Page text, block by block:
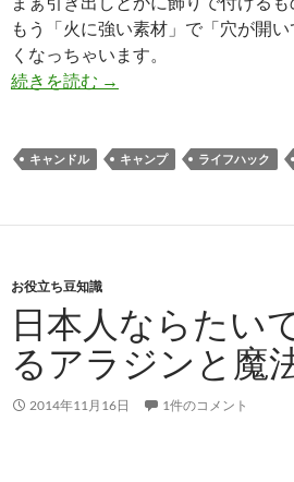
もう「火に強い素材」で「穴が開
くなっちゃいます。
続きを読む 陶器プレートでサラダオ
→
キャンドル キャンプ ライフハック
お役立ち豆知識
日本人ならたい
るアラジンと魔
2014年11月16日 1件のコメント